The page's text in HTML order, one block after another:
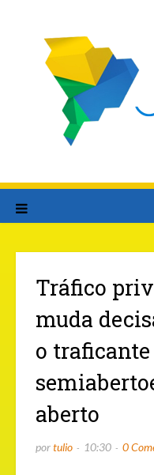
Tráfico
muda
o
aberto
portulio 10:30 0